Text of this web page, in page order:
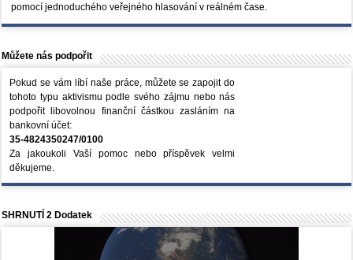
pomocí jednoduchého veřejného hlasování v reálném čase.
Můžete nás podpořit
Pokud se vám líbí naše práce, můžete se zapojit do
tohoto typu aktivismu podle svého zájmu nebo nás
podpořit libovolnou finanční částkou zasláním na
bankovní účet:
35-4824350247/0100
Za jakoukoli Vaší pomoc nebo příspěvek velmi
děkujeme.
SHRNUTÍ 2 Dodatek